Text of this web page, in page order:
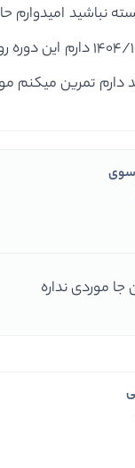
و شروط
در کامپوننت‌
نباشید امیدوارم
من در تاریخ 1404/10/09
دارم تمرین میکنم
موردی نداره